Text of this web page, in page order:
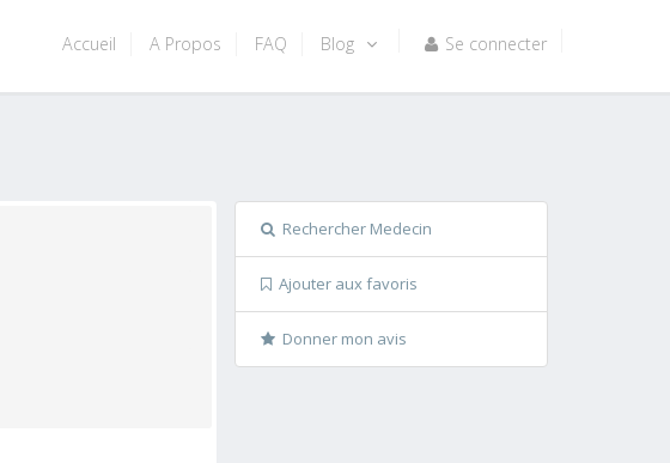
Accueil A Propos FAQ Blog Se connecter
Rechercher Medecin
Ajouter aux favoris
Donner mon avis